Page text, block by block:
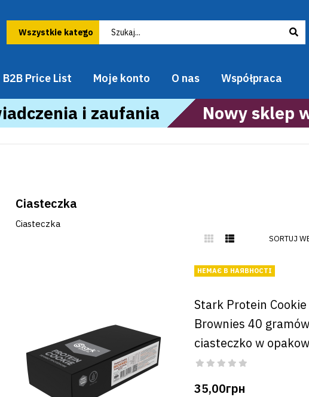
B2B Price List Moje konto O nas Współpraca
i zaufania Nowy sklep
Ciasteczka
Ciasteczka
SORTUJ
НЕМАЄ В НАЯВНОСТІ
Stark Protein Cookie
Brownies 40
ciasteczko w
35,00грн